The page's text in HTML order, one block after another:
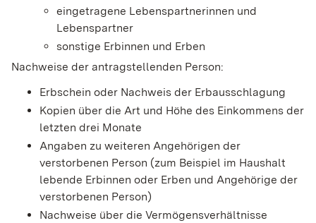
eingetragene Lebenspartnerinnen und
Lebenspartner
sonstige Erbinnen und Erben
Nachweise der antragstellenden Person:
Erbschein oder Nachweis der Erbausschlagung
Kopien über die Art und Höhe des Einkommens der
letzten drei Monate
Angaben zu weiteren Angehörigen der
verstorbenen Person (zum Beispiel im Haushalt
lebende Erbinnen oder Erben und Angehörige der
verstorbenen Person)
Nachweise über die Vermögensverhältnisse